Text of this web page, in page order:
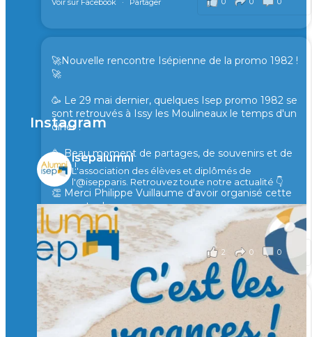
🚀Nouvelle rencontre Isépienne de la promo 1982 !
🚀
🥳 Le 29 mai dernier, quelques Isep promo 1982 se
sont retrouvés à Issy les Moulineaux le temps d'un
diner !
🥳 Beau moment de partages, de souvenirs et de
rires !
👏 Merci Philippe Vuillaume d'avoir organisé cette
rencontre !
il y a 2 mois
2 0 0
Voir sur Facebook · Partager
🙏 Soutenez l’Isep via la taxe d’apprentissage 2026
et contribuons ensemble à former les générations
d’ingénieurs de demain. 🙏
Instagram
isepalumni
L'association des élèves et diplômés de
l'@isepparis. Retrouvez toute notre actualité 👇